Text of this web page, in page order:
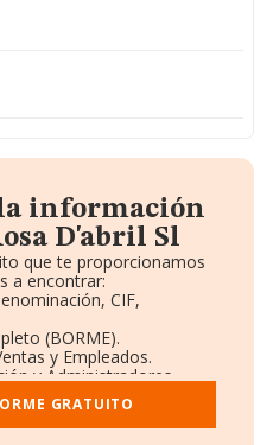
información
D'abril Sl
que te proporcionamos
a encontrar:
CIF,
(BORME).
y Empleados.
y Administradores.
en otras empresas.
GRATUITO